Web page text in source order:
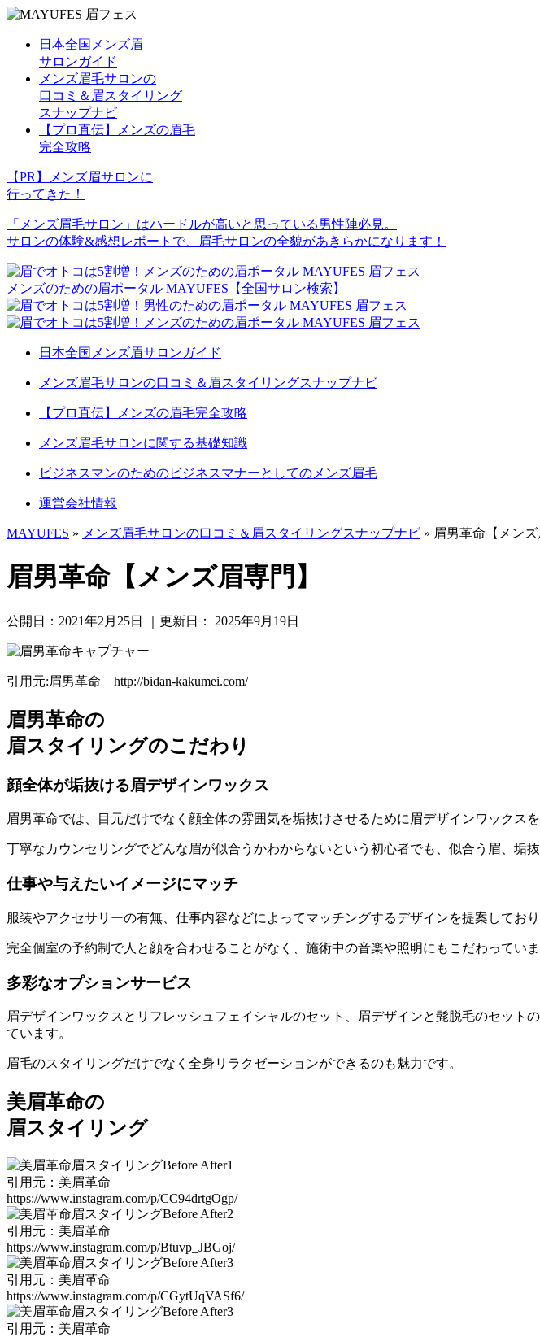
⽇本全国メンズ眉
サロンガイド
メンズ眉⽑サロンの
⼝コミ＆眉スタイリング
スナップナビ
【プロ直伝】メンズの眉⽑
完全攻略
【PR】メンズ眉サロンに
行ってきた！
「メンズ眉毛サロン」はハードルが高いと思っている男性陣必見。
サロンの体験&感想レポートで、眉毛サロンの全貌があきらかになります！
メンズのための眉ポータル MAYUFES【全国サロン検索】
日本全国メンズ眉サロンガイド
メンズ眉毛サロンの口コミ＆眉スタイリングスナップナビ
【プロ直伝】メンズの眉毛完全攻略
メンズ眉毛サロンに関する基礎知識
ビジネスマンのためのビジネスマナーとしてのメンズ眉毛
運営会社情報
MAYUFES » メンズ眉毛サロンの口コミ＆眉スタイリングスナップナビ » 眉男革命【メンズ
眉男革命【メンズ眉専門】
公開日： 2021年2月25日 ｜更新日： 2025年9月19日
引用元:眉男革命 http://bidan-kakumei.com/
眉男革命の
眉スタイリングのこだわり
顔全体が垢抜ける眉デザインワックス
眉男革命では、目元だけでなく顔全体の雰囲気を垢抜けさせるために眉デザインワックスを
丁寧なカウンセリングでどんな眉が似合うかわからないという初心者でも、 似合う眉、垢
仕事や与えたいイメージにマッチ
服装やアクセサリーの有無、仕事内容などによってマッチングするデザインを提案してお
完全個室の予約制で人と顔を合わせることがなく 、施術中の音楽や照明にもこだわっていま
多彩なオプションサービス
眉デザインワックスとリフレッシュフェイシャルのセット、眉デザインと髭脱毛のセット
ています。
眉毛のスタイリングだけでなく全身リラクゼーションができるのも魅力です。
美眉革命の
眉スタイリング
引⽤元：美眉革命
https://www.instagram.com/p/CC94drtgOgp/
引⽤元：美眉革命
https://www.instagram.com/p/Btuvp_JBGoj/
引⽤元：美眉革命
https://www.instagram.com/p/CGytUqVASf6/
引⽤元：美眉革命